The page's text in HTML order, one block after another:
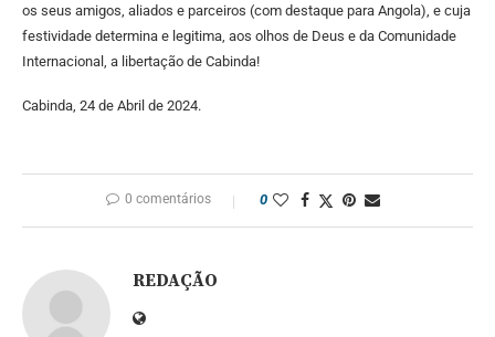
os seus amigos, aliados e parceiros (com destaque para Angola), e cuja
festividade determina e legitima, aos olhos de Deus e da Comunidade
Internacional, a libertação de Cabinda!
Cabinda, 24 de Abril de 2024.
0 comentários 0
REDAÇÃO